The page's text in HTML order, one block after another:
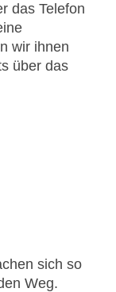
das Telefon
wir ihnen
über das
sich so
Weg.